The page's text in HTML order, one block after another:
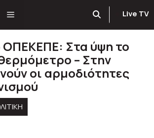
Live TV
ΟΠΕΚΕΠΕ: Στα ύψη το
– Στην
οι αρμοδιότητες